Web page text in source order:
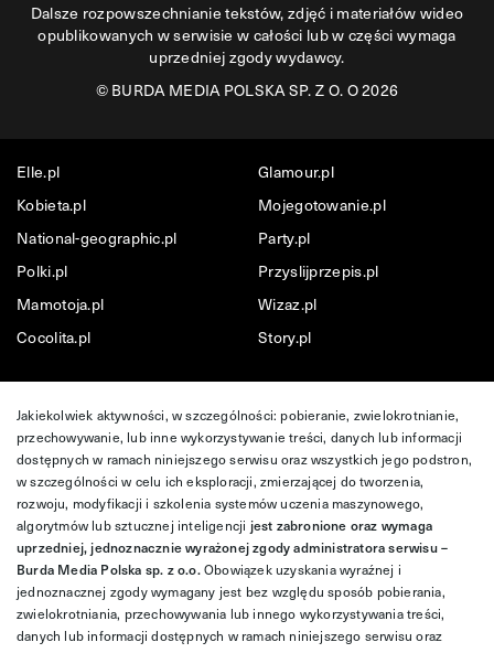
Dalsze rozpowszechnianie tekstów, zdjęć i materiałów wideo
opublikowanych w serwisie w całości lub w części wymaga
uprzedniej zgody wydawcy.
©BURDA MEDIA POLSKA SP. Z O. O 2026
Elle.pl
Glamour.pl
Kobieta.pl
Mojegotowanie.pl
National-geographic.pl
Party.pl
Polki.pl
Przyslijprzepis.pl
Mamotoja.pl
Wizaz.pl
Cocolita.pl
Story.pl
Jakiekolwiek aktywności, w szczególności: pobieranie, zwielokrotnianie,
przechowywanie, lub inne wykorzystywanie treści, danych lub informacji
dostępnych w ramach niniejszego serwisu oraz wszystkich jego podstron,
w szczególności w celu ich eksploracji, zmierzającej do tworzenia,
rozwoju, modyfikacji i szkolenia systemów uczenia maszynowego,
algorytmów lub sztucznej inteligencji jest zabronione oraz wymaga
uprzedniej, jednoznacznie wyrażonej zgody administratora serwisu –
Burda Media Polska sp. z o.o.Obowiązek uzyskania wyraźnej i
jednoznacznej zgody wymagany jest bez względu sposób pobierania,
zwielokrotniania, przechowywania lub innego wykorzystywania treści,
danych lub informacji dostępnych w ramach niniejszego serwisu oraz